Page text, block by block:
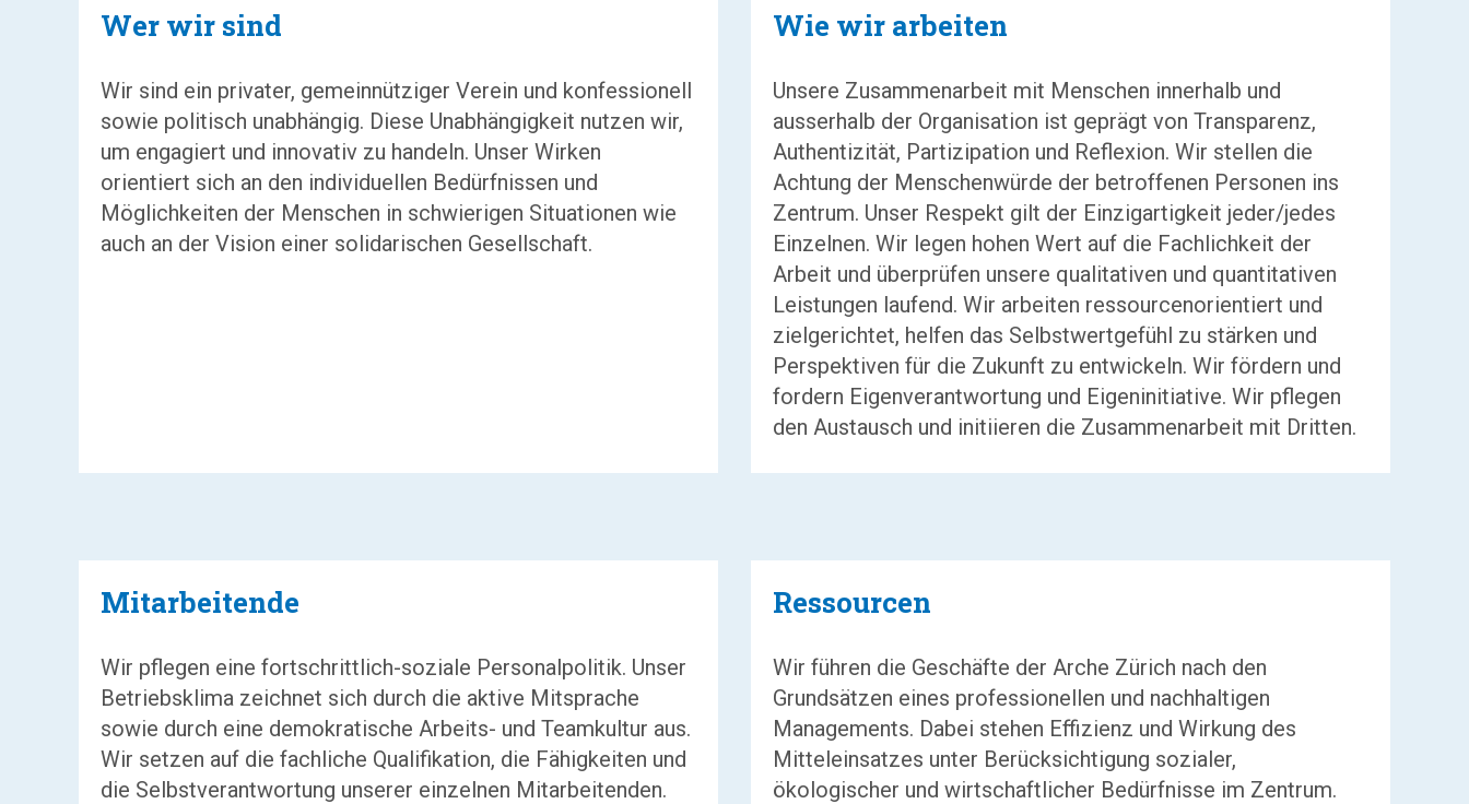
Wer wir sind
Wir sind ein privater, gemeinnütziger Verein und konfessionell
sowie politisch unabhängig. Diese Unabhängigkeit nutzen wir,
um engagiert und innovativ zu handeln. Unser Wirken
orientiert sich an den individuellen Bedürfnissen und
Möglichkeiten der Menschen in schwierigen Situationen wie
auch an der Vision einer solidarischen Gesellschaft.
Wie wir arbeiten
Unsere Zusammenarbeit mit Menschen innerhalb und
ausserhalb der Organisation ist geprägt von Transparenz,
Authentizität, Partizipation und Reflexion. Wir stellen die
Achtung der Menschenwürde der betroffenen Personen ins
Zentrum. Unser Respekt gilt der Einzigartigkeit jeder/jedes
Einzelnen. Wir legen hohen Wert auf die Fachlichkeit der
Arbeit und überprüfen unsere qualitativen und quantitativen
Leistungen laufend. Wir arbeiten ressourcenorientiert und
zielgerichtet, helfen das Selbstwertgefühl zu stärken und
Perspektiven für die Zukunft zu entwickeln. Wir fördern und
fordern Eigenverantwortung und Eigeninitiative. Wir pflegen
den Austausch und initiieren die Zusammenarbeit mit Dritten.
Mitarbeitende
Wir pflegen eine fortschrittlich-soziale Personalpolitik. Unser
Betriebsklima zeichnet sich durch die aktive Mitsprache
sowie durch eine demokratische Arbeits- und Teamkultur aus.
Wir setzen auf die fachliche Qualifikation, die Fähigkeiten und
die Selbstverantwortung unserer einzelnen Mitarbeitenden.
Ressourcen
Wir führen die Geschäfte der Arche Zürich nach den
Grundsätzen eines professionellen und nachhaltigen
Managements. Dabei stehen Effizienz und Wirkung des
Mitteleinsatzes unter Berücksichtigung sozialer,
ökologischer und wirtschaftlicher Bedürfnisse im Zentrum.